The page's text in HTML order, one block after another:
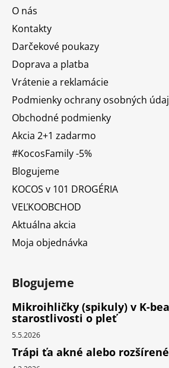
O nás
Kontakty
Darčekové poukazy
Doprava a platba
Vrátenie a reklamácie
Podmienky ochrany osobných
Obchodné podmienky
Akcia 2+1 zadarmo
#KocosFamily -5%
Blogujeme
KOCOS v 101 DROGÉRIA
VEĽKOOBCHOD
Aktuálna akcia
Moja objednávka
Blogujeme
Mikroihličky (spikuly) v K-
starostlivosti o pleť
5.5.2026
Trápi ťa akné alebo